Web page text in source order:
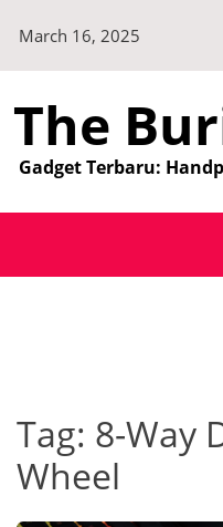
content
March 16, 2025
The
Gadget Terbaru:
Tag: 8-Way
Wheel